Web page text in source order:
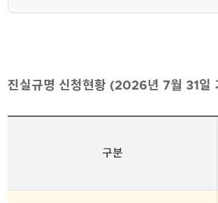
진실규명 신청현황 (2026년 7월 31일
구분